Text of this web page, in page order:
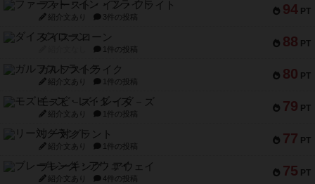
94 PT
ファースト・イン・フライト
紹介文あり 3件の投稿
88 PT
ダイススローン
1件の投稿
80 PT
ガルフストライク
紹介文あり 1件の投稿
79 PT
モズビ－ズ・レイダ－ズ
紹介文あり 1件の投稿
77 PT
リー対グラント
紹介文あり 1件の投稿
75 PT
ブレーキング・アウェイ
紹介文あり 4件の投稿